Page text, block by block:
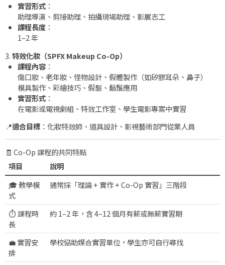
實習形式 ：
助理導演、剪接助理、拍攝現場助理、影展志工
課程長度 ：
1–2 年
3.特效化妝（SPFX Makeup Co-Op）
課程內容 ：
傷口妝、老年妝、怪物設計、假體製作（如矽膠耳朵、鼻子）
模具製作、彩繪技巧、假髮、鬍鬚應用
實習形式 ：
在電影或電視劇組、特效工作室、學生電影專案中實習
📍適合目標 ：化妝特效師、道具設計、影視藝術部門從業人員
🧾 Co-Op 課程的共同特點
項目
說明
🎓 教學模
式
通常採「理論 + 實作 + Co-Op 實習」三階段
⏱ 課程時
長
約 1–2 年，含 4–12 個月有薪或無薪實習期
💼 實習安
排
學校協助媒合實習單位，學生亦可自行尋找